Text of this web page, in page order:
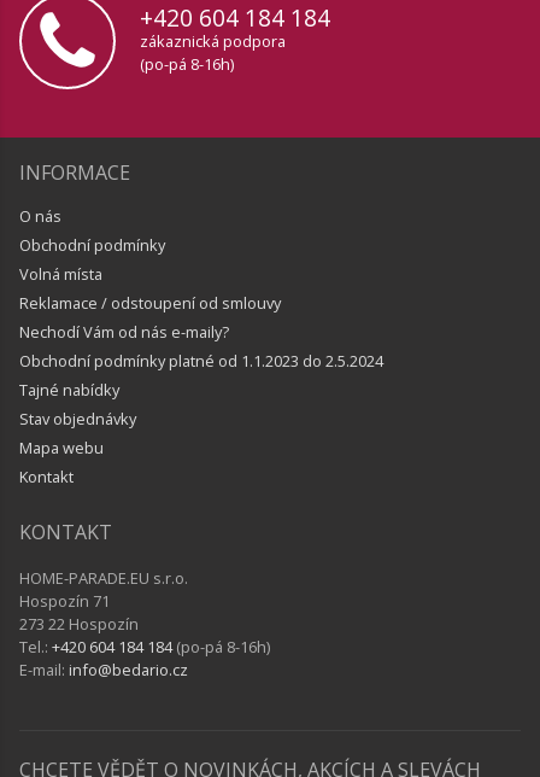
+420 604 184 184
zákaznická podpora
(po-pá 8-16h)
INFORMACE
O nás
Obchodní podmínky
Volná místa
Reklamace / odstoupení od smlouvy
Nechodí Vám od nás e-maily?
Obchodní podmínky platné od 1.1.2023 do 2.5.2024
Tajné nabídky
Stav objednávky
Mapa webu
Kontakt
KONTAKT
HOME-PARADE.EU s.r.o.
Hospozín 71
273 22 Hospozín
Tel.: +420 604 184 184(po-pá 8-16h)
E-mail: info@bedario.cz
CHCETE VĚDĚT O NOVINKÁCH, AKCÍCH A SLEVÁCH